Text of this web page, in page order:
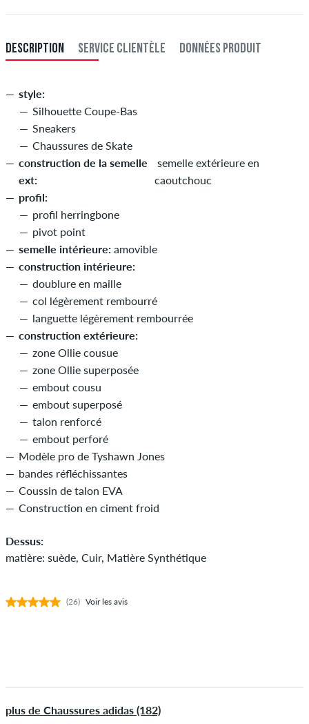
DESCRIPTION SERVICE CLIENTÈLE DONNÉES PRODUIT
style:
Silhouette Coupe-Bas
Sneakers
Chaussures de Skate
construction de la semelle
ext:
semelle extérieure en
caoutchouc
profil:
profil herringbone
pivot point
semelle intérieure: amovible
construction intérieure:
doublure en maille
col légèrement rembourré
languette légèrement rembourrée
construction extérieure:
zone Ollie cousue
zone Ollie superposée
embout cousu
embout superposé
talon renforcé
embout perforé
Modèle pro de Tyshawn Jones
bandes réfléchissantes
Coussin de talon EVA
Construction en ciment froid
Dessus:
matière: suède, Cuir, Matière Synthétique
(26) Voir les avis
plus de Chaussures adidas (182)